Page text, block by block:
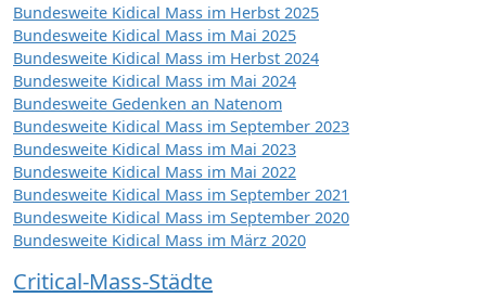
Bundesweite Kidical Mass im Herbst 2025
Bundesweite Kidical Mass im Mai 2025
Bundesweite Kidical Mass im Herbst 2024
Bundesweite Kidical Mass im Mai 2024
Bundesweite Gedenken an Natenom
Bundesweite Kidical Mass im September 2023
Bundesweite Kidical Mass im Mai 2023
Bundesweite Kidical Mass im Mai 2022
Bundesweite Kidical Mass im September 2021
Bundesweite Kidical Mass im September 2020
Bundesweite Kidical Mass im März 2020
Critical-Mass-Städte